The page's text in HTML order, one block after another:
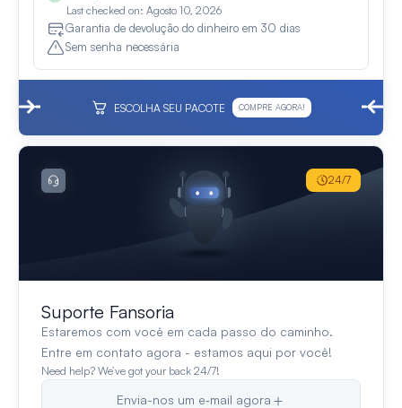
Last checked on: Agosto 10, 2026
Garantia de devolução do dinheiro em 30 dias
Sem senha necessária
ESCOLHA SEU PACOTE COMPRE AGORA!
Suporte Fansoria
Estaremos com você em cada passo do caminho.
Entre em contato agora - estamos aqui por você!
Need help? We’ve got your back 24/7!
Envia-nos um e‑mail agora
24/7